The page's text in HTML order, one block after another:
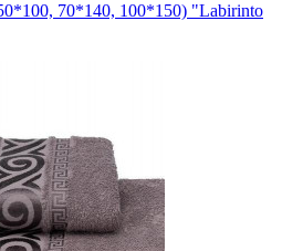
70*140, 100*150) "Labirinto